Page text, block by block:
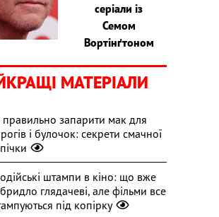
серіали із
Семом
Вортінґтоном
МАТЕРІАЛИ
правильно запарити мак для
і булочок: секрети смачної
штампи в кіно: що вже
глядачеві, але фільми все
під копірку